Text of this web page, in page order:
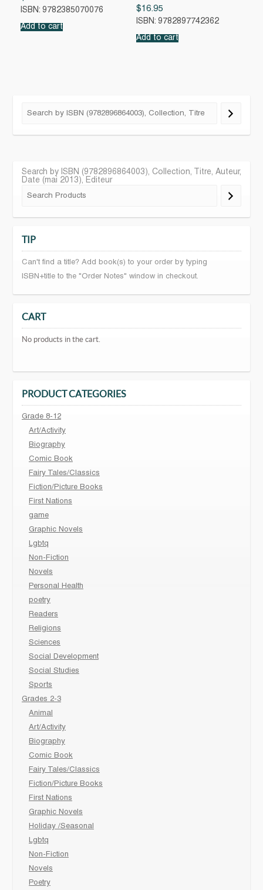
ISBN: 9782385070076
Add to cart
$16.95
ISBN: 9782897742362
Add to cart
Search by ISBN (9782896864003), Collection, Titre, Auteur,
Date (mai 2013), Editeur
TIP
Can't find a title? Add book(s) to your order by typing
ISBN+title to the "Order Notes" window in checkout.
CART
No products in the cart.
PRODUCT CATEGORIES
Grade 8-12
Art/Activity
Biography
Comic Book
Fairy Tales/Classics
Fiction/Picture Books
First Nations
game
Graphic Novels
Lgbtq
Non-Fiction
Novels
Personal Health
poetry
Readers
Religions
Sciences
Social Development
Social Studies
Sports
Grades 2-3
Animal
Art/Activity
Biography
Comic Book
Fairy Tales/Classics
Fiction/Picture Books
First Nations
Graphic Novels
Holiday /Seasonal
Lgbtq
Non-Fiction
Novels
Poetry